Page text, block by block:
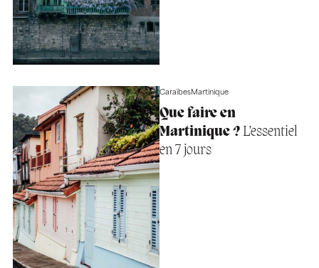
CaraïbesMartinique
Que faire en
Martinique ?L’essentiel
en 7 jours